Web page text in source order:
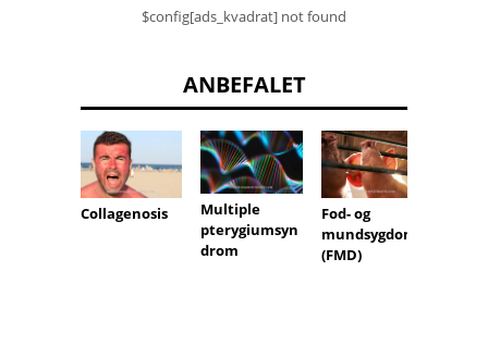
$config[ads_kvadrat] not found
ANBEFALET
Collagenosis
Multiple
pterygiumsyn
drom
Fod- og
mundsygdom
(FMD)